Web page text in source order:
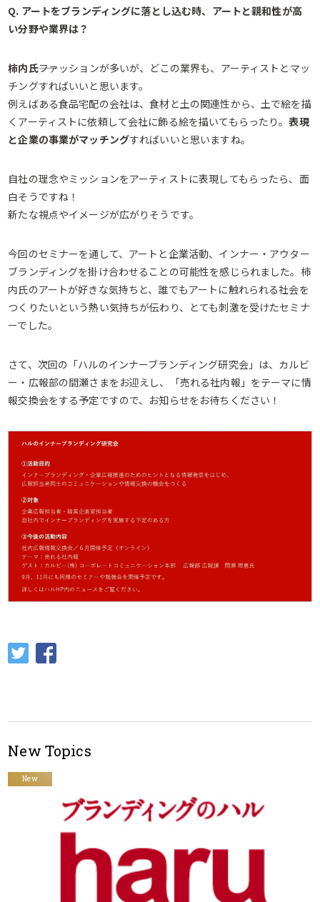
Q. アートをブランディングに落とし込む時、アートと親和性が高
い分野や業界は？
柿内氏――ファッションが多いが、どこの業界も、アーティストとマッ
チングすればいいと思います。
例えばある食品宅配の会社は、食材と土の関連性から、土で絵を描
くアーティストに依頼して会社に飾る絵を描いてもらったり。表現
と企業の事業がマッチングすればいいと思いますね。
自社の理念やミッションをアーティストに表現してもらったら、面
白そうですね！
新たな視点やイメージが広がりそうです。
今回のセミナーを通して、アートと企業活動、インナー・アウター
ブランディングを掛け合わせることの可能性を感じられました。柿
内氏のアートが好きな気持ちと、誰でもアートに触れられる社会を
つくりたいという熱い気持ちが伝わり、とても刺激を受けたセミナ
ーでした。
さて、次回の「ハルのインナーブランディング研究会」は、カルビ
ー・広報部の間瀬さまをお迎えし、「売れる社内報」をテーマに情
報交換会をする予定ですので、お知らせをお待ちください！
New Topics
New